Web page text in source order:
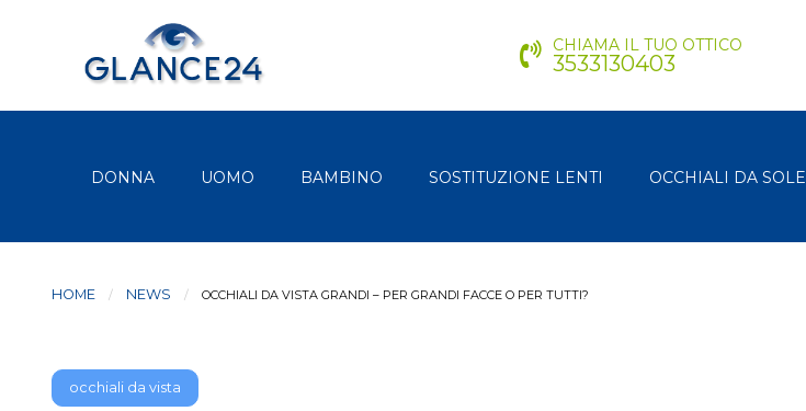
CHIAMA IL TUO OTTICO
3533130403
DONNA UOMO BAMBINO SOSTITUZIONE LENTI OCCHIALI DA SOLE
HOME NEWS CURRENT:
OCCHIALI DA VISTA GRANDI – PER GRANDI FACCE O PER TUTTI?
occhiali da vista